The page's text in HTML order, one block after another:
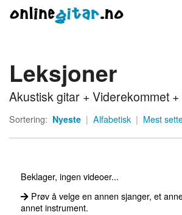
Meny
Logg inn
Leksjoner
Akustisk gitar + Viderekommet
Sortering: Nyeste | Alfabetisk | Mest
Beklager, ingen videoer...
Prøv å velge en annen sjanger, et
annet instrument.